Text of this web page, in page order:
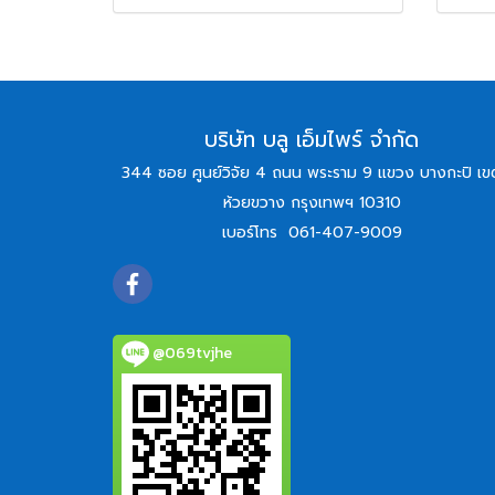
บริษัท บลู เอ็มไพร์ จำกัด
344 ซอย ศูนย์วิจัย 4 ถนน พระราม 9 แขวง บางกะปิ เ
ห้วยขวาง กรุงเทพฯ 10310
เบอร์โทร 061-407-9009
@069tvjhe